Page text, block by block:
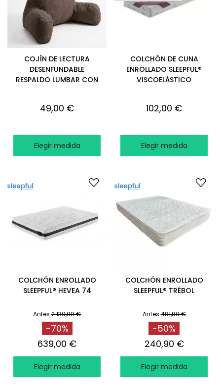
COJÍN DE LECTURA
DESENFUNDABLE
RESPALDO LUMBAR CON
49,00 €
Elegir medida
COLCHÓN DE CUNA
ENROLLADO SLEEPFUL®
VISCOELÁSTICO
102,00 €
Elegir medida
COLCHÓN ENROLLADO
SLEEPFUL® HEVEA 74
Antes 2.130,00 €
-70%
639,00 €
Elegir medida
COLCHÓN ENROLLADO
SLEEPFUL® TRÉBOL
Antes 481,80 €
-50%
240,90 €
Elegir medida